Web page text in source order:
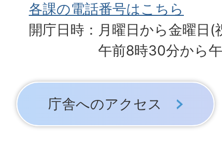
各課の電話番号はこちら
開庁日時：月曜日から金曜日(
午前8時30分から
庁舎へのアクセス